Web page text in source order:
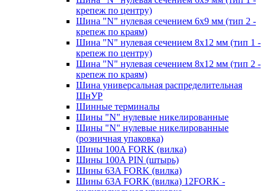
крепеж по центру)
Шина "N" нулевая сечением 6х9 мм (тип 2 -
крепеж по краям)
Шина "N" нулевая сечением 8х12 мм (тип 1 -
крепеж по центру)
Шина "N" нулевая сечением 8х12 мм (тип 2 -
крепеж по краям)
Шина универсальная распределительная
ШнУР
Шинные терминалы
Шины "N" нулевые никелированные
Шины "N" нулевые никелированные
(розничная упаковка)
Шины 100A FORK (вилка)
Шины 100A PIN (штырь)
Шины 63A FORK (вилка)
Шины 63A FORK (вилка) 12FORK -